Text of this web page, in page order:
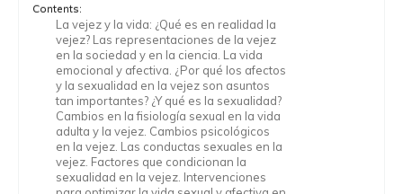
Contents:
La vejez y la vida: ¿Qué es en realidad la
vejez? Las representaciones de la vejez
en la sociedad y en la ciencia. La vida
emocional y afectiva. ¿Por qué los afectos
y la sexualidad en la vejez son asuntos
tan importantes? ¿Y qué es la sexualidad?
Cambios en la fisiología sexual en la vida
adulta y la vejez. Cambios psicológicos
en la vejez. Las conductas sexuales en la
vejez. Factores que condicionan la
sexualidad en la vejez. Intervenciones